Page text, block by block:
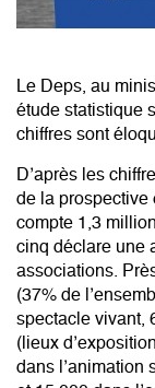
Le Deps, au
étude statistique
chiffres sont
D’après les
de la prospective
compte 1,3
cinq déclare une
associations.
(37% de
spectacle vivant,
(lieux
dans l’animation